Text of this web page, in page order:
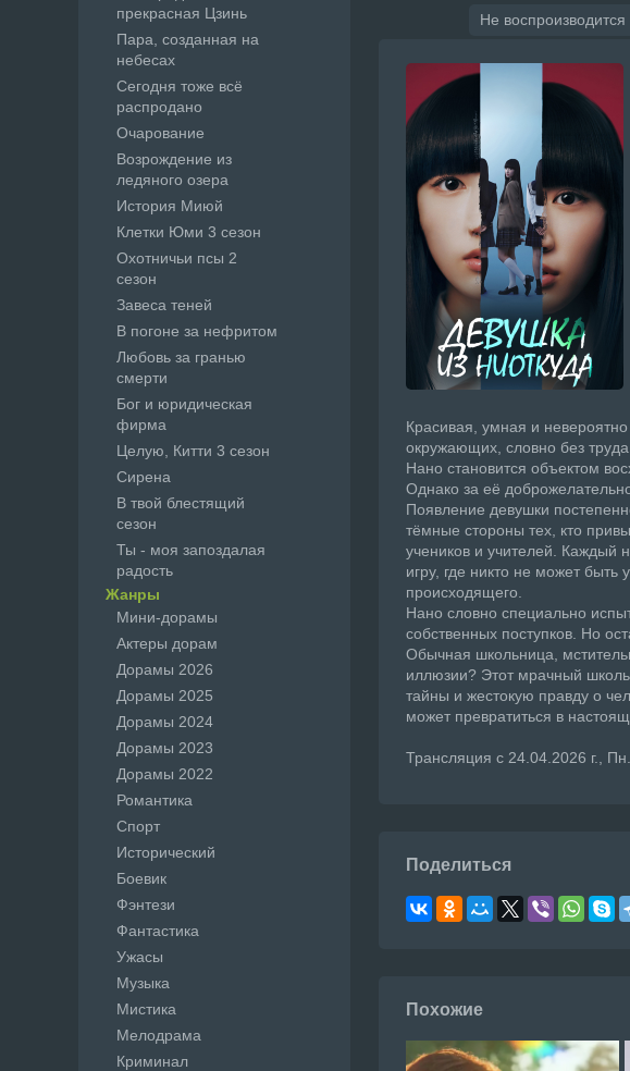
Не
Красивая, умная и
окружающих, словно без
Нано становится объектом
Однако за её
Появление девушки
тёмные стороны тех, кто
учеников и учителей. Каждый
игру, где никто не может
происходящего.
Нано словно специально
собственных поступков. Но
Обычная школьница,
иллюзии? Этот мрачный
тайны и жестокую правду о
может превратиться в
Трансляция с 24.04.2026 г.,
Поделиться
Похожие
прекрасная Цзинь
Пара, созданная на
небесах
Сегодня тоже всё
распродано
Очарование
Возрождение из
ледяного озера
История Миюй
Клетки Юми 3 сезон
Охотничьи псы 2
сезон
Завеса теней
В погоне за нефритом
Любовь за гранью
смерти
Бог и юридическая
фирма
Целую, Китти 3 сезон
Сирена
В твой блестящий
сезон
Ты - моя запоздалая
радость
Жанры
Мини-дорамы
Актеры дорам
Дорамы 2026
Дорамы 2025
Дорамы 2024
Дорамы 2023
Дорамы 2022
Романтика
Спорт
Исторический
Боевик
Фэнтези
Фантастика
Ужасы
Музыка
Мистика
Мелодрама
Криминал